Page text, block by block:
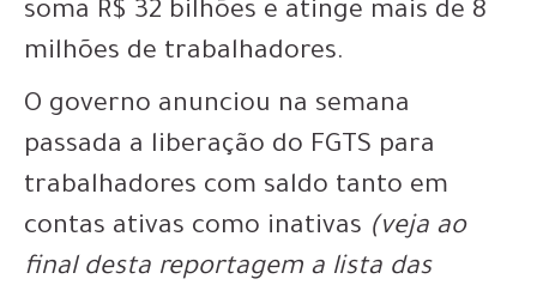
soma R$ 32 bilhões e atinge mais de 8
milhões de trabalhadores.
O governo anunciou na semana
passada a liberação do FGTS para
trabalhadores com saldo tanto em
contas ativas como inativas (veja ao
final desta reportagem a lista das